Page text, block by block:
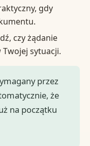
gdy
czy żądanie
sytuacji.
przez
że
na początku